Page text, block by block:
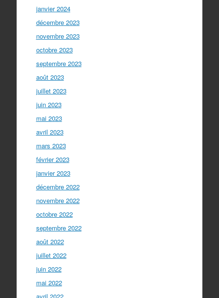
janvier 2024
décembre 2023
novembre 2023
octobre 2023
septembre 2023
août 2023
juillet 2023
juin 2023
mai 2023
avril 2023
mars 2023
février 2023
janvier 2023
décembre 2022
novembre 2022
octobre 2022
septembre 2022
août 2022
juillet 2022
juin 2022
mai 2022